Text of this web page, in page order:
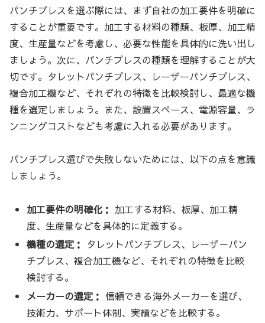
パンチプレスを選ぶ際には、まず自社の加工要件を明確に
することが重要です。加工する材料の種類、板厚、加工精
度、生産量などを考慮し、必要な性能を具体的に洗い出し
ましょう。次に、パンチプレスの種類を理解することが大
切です。タレットパンチプレス、レーザーパンチプレス、
複合加工機など、それぞれの特徴を比較検討し、最適な機
種を選定しましょう。また、設置スペース、電源容量、ラ
ンニングコストなども考慮に入れる必要があります。
パンチプレス選びで失敗しないためには、以下の点を意識
しましょう。
加工要件の明確化： 加工する材料、板厚、加工精
度、生産量などを具体的に定義する。
機種の選定： タレットパンチプレス、レーザーパン
チプレス、複合加工機など、それぞれの特徴を比較
検討する。
メーカーの選定： 信頼できる海外メーカーを選び、
技術力、サポート体制、実績などを比較する。